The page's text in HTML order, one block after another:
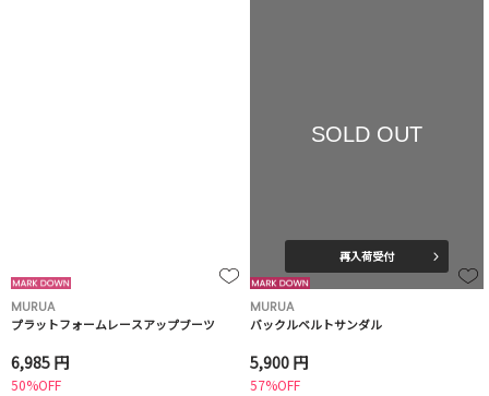
MURUA
プラットフォームレースアップブーツ
6,985 円
50%OFF
SOLD OUT
再入荷受付
MURUA
バックルベルトサンダル
5,900 円
57%OFF